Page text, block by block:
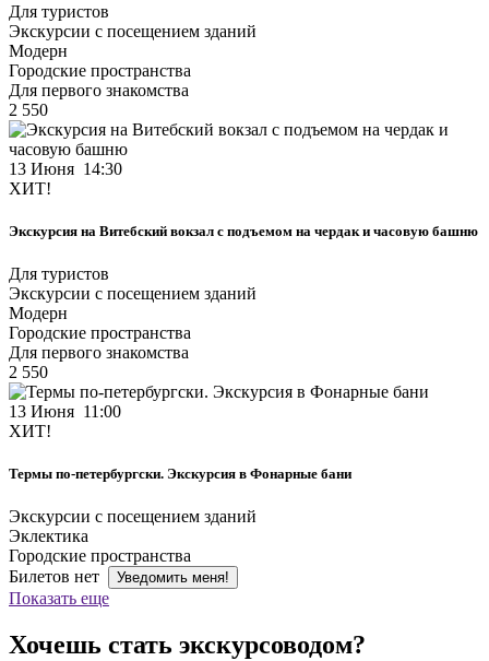
Для туристов
Экскурсии с посещением зданий
Модерн
Городские пространства
Для первого знакомства
2 550
13 Июня 14:30
ХИТ!
Экскурсия на Витебский вокзал с подъемом на чердак и часовую башню
Для туристов
Экскурсии с посещением зданий
Модерн
Городские пространства
Для первого знакомства
2 550
13 Июня 11:00
ХИТ!
Термы по-петербургски. Экскурсия в Фонарные бани
Экскурсии с посещением зданий
Эклектика
Городские пространства
Билетов нет
Уведомить меня!
Показать еще
Хочешь стать экскурсоводом?